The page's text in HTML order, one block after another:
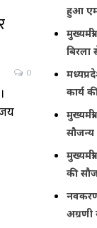
0
हुआ
कार्य
की
अग्रणी